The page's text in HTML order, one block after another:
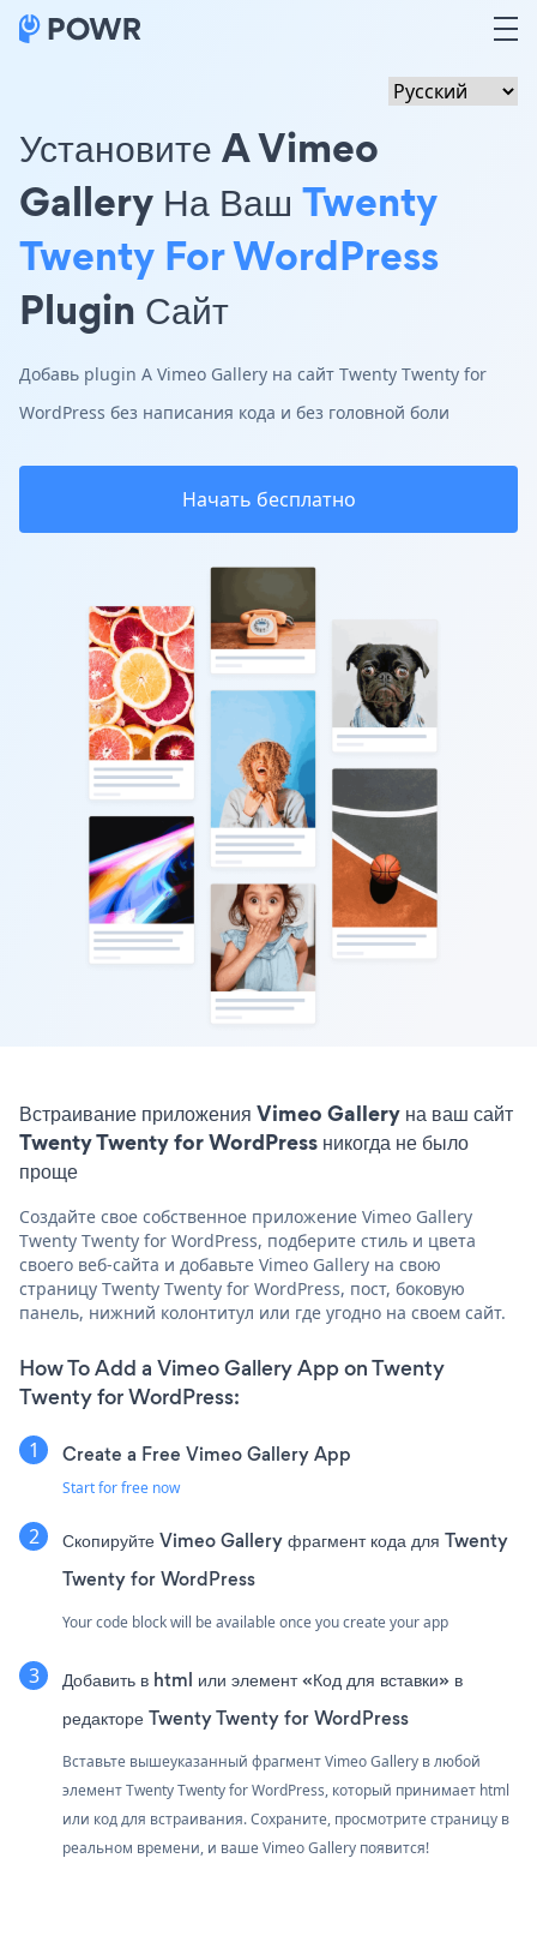
Установите A Vimeo
Gallery На Ваш Twenty
Twenty For WordPress
Plugin Сайт
Добавь plugin A Vimeo Gallery на сайт Twenty Twenty for
WordPress без написания кода и без головной боли
Начать бесплатно
Встраивание приложения Vimeo Gallery на ваш сайт
Twenty Twenty for WordPress никогда не было
проще
Создайте свое собственное приложение Vimeo Gallery
Twenty Twenty for WordPress, подберите стиль и цвета
своего веб-сайта и добавьте Vimeo Gallery на свою
страницу Twenty Twenty for WordPress, пост, боковую
панель, нижний колонтитул или где угодно на своем сайт.
How To Add a Vimeo Gallery App on Twenty
Twenty for WordPress:
Create a Free Vimeo Gallery App
Start for free now
Скопируйте Vimeo Gallery фрагмент кода для Twenty
Twenty for WordPress
Your code block will be available once you create your app
Добавить в html или элемент «Код для вставки» в
редакторе Twenty Twenty for WordPress
Вставьте вышеуказанный фрагмент Vimeo Gallery в любой
элемент Twenty Twenty for WordPress, который принимает html
или код для встраивания. Сохраните, просмотрите страницу в
реальном времени, и ваше Vimeo Gallery появится!